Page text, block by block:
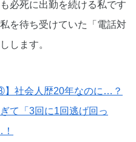
必死に出勤を続ける私です
を待ち受けていた「電話対
します。
】社会人歴20年なのに…？
て「3回に1回逃げ回っ